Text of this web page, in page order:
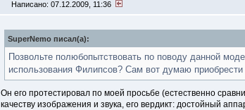
Написано: 07.12.2009, 11:36
SuperNemo писал(a):
Позвольте полюбопытствовать по поводу данной
использования Филипсов? Сам вот думаю
Он его протестировал по моей просьбе (естественно
качеству изображения и звука, его вердикт: достойный